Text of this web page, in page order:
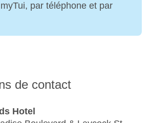
par téléphone et par
de contact
Hotel